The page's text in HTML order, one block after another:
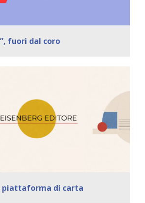
fuori dal coro
piattaforma di carta